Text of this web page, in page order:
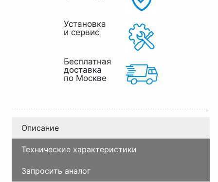
Установка
и сервис
Бесплатная
доставка
по Москве
Описание
Технические характеристики
Запросить аналог